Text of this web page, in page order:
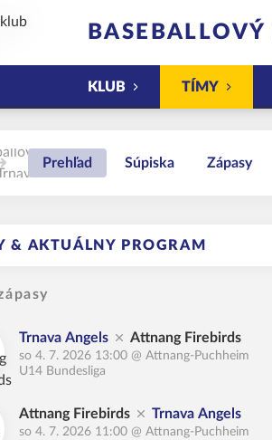
KLUB TÍMY
Prehľad Súpiska Zápasy
& AKTUÁLNY PROGRAM
Trnava Angels Attnang Firebirds
so 4. 7. 2026 13:00 @ Attnang-Puchheim
U14 Bundesliga
Attnang Firebirds Trnava Angels
so 4. 7. 2026 11:00 @ Attnang-Puchheim